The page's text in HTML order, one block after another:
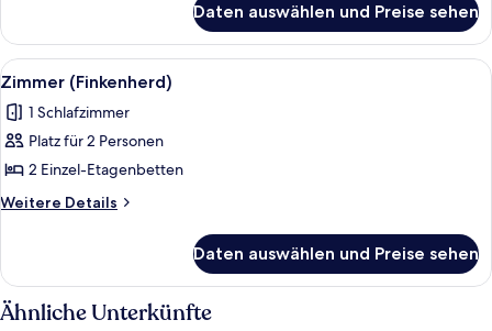
(Muenzenberg)
Daten auswählen und Preise sehen
Alle
Fotos
für
Zimmer
(Finkenherd)
anzeigen
2
Zimmer (Finkenherd)
1 Schlafzimmer
Platz für 2 Personen
2 Einzel-Etagenbetten
Weitere Details
Weitere
(Finkenherd)
Daten auswählen und Preise sehen
Ähnliche Unterkünfte